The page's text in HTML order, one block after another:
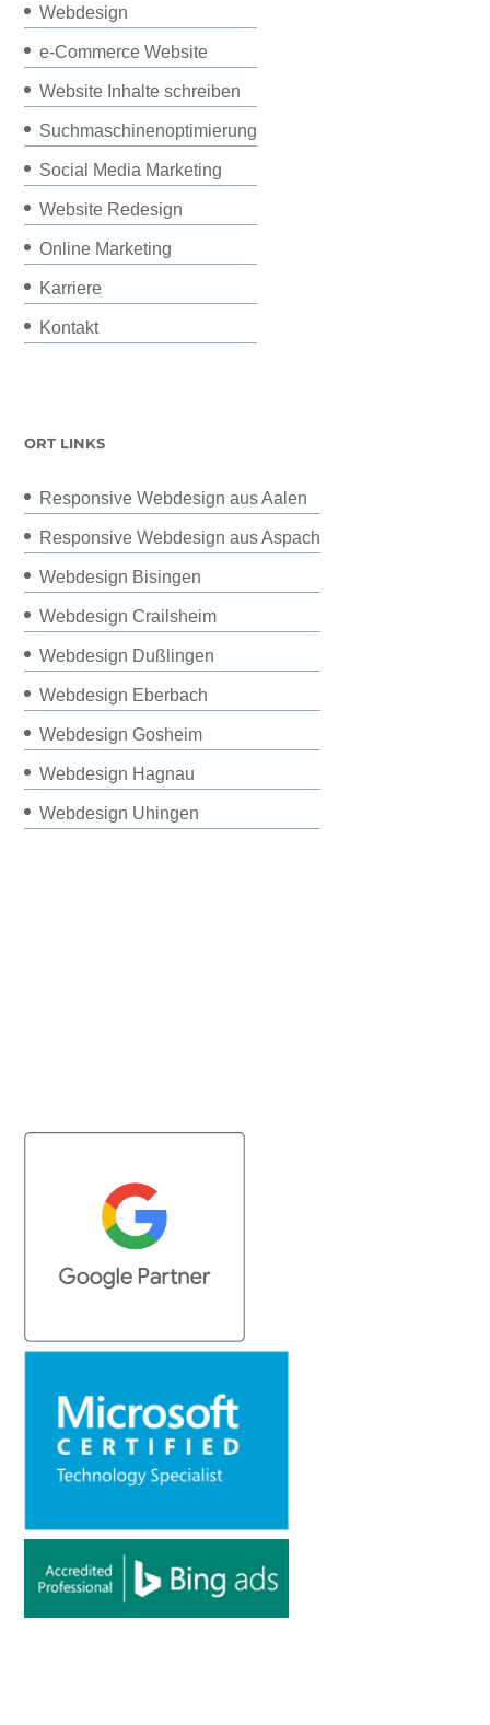
Webdesign
e-Commerce Website
Website Inhalte schreiben
Suchmaschinenoptimierung
Social Media Marketing
Website Redesign
Online Marketing
Karriere
Kontakt
ORT LINKS
Responsive Webdesign aus Aalen
Responsive Webdesign aus Aspach
Webdesign Bisingen
Webdesign Crailsheim
Webdesign Dußlingen
Webdesign Eberbach
Webdesign Gosheim
Webdesign Hagnau
Webdesign Uhingen